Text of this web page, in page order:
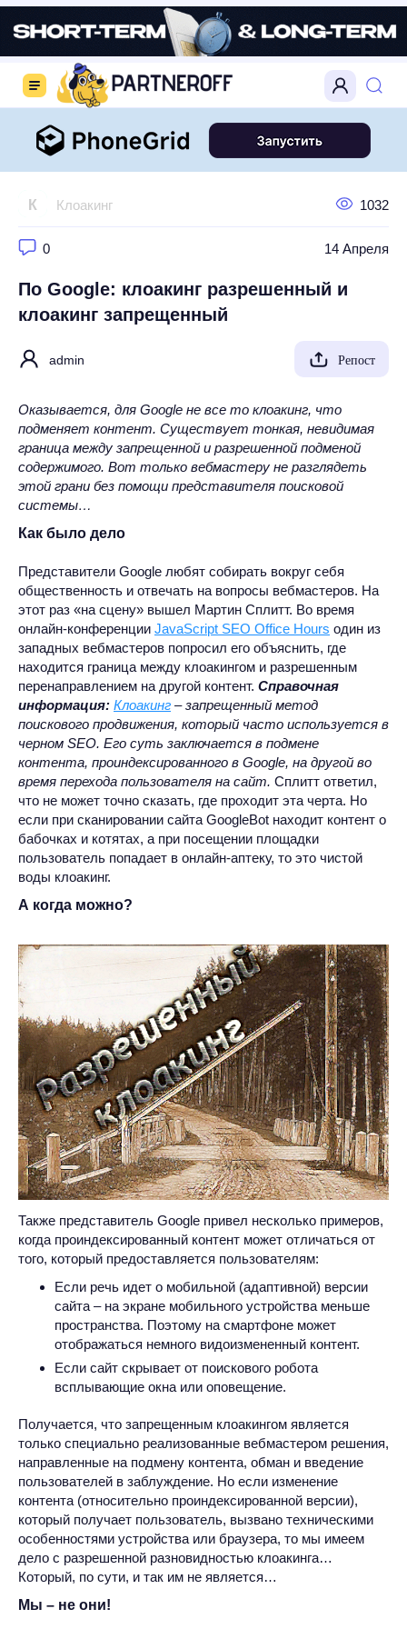
К Клоакинг 1032
14 Апреля
0
По Google: клоакинг разрешенный и
клоакинг запрещенный
admin Репост
Оказывается, для Google не все то клоакинг, что
подменяет контент. Существует тонкая, невидимая
граница между запрещенной и разрешенной подменой
содержимого. Вот только вебмастеру не разглядеть
этой грани без помощи представителя поисковой
системы…
Как было дело
Представители Google любят собирать вокруг себя
общественность и отвечать на вопросы вебмастеров. На
этот раз «на сцену» вышел Мартин Сплитт. Во время
онлайн-конференции JavaScript SEO Office Hours один из
западных вебмастеров попросил его объяснить, где
находится граница между клоакингом и разрешенным
перенаправлением на другой контент. Справочная
информация: Клоакинг – запрещенный метод
поискового продвижения, который часто используется в
черном SEO. Его суть заключается в подмене
контента, проиндексированного в Google, на другой во
время перехода пользователя на сайт. Сплитт ответил,
что не может точно сказать, где проходит эта черта. Но
если при сканировании сайта GoogleBot находит контент о
бабочках и котятах, а при посещении площадки
пользователь попадает в онлайн-аптеку, то это чистой
воды клоакинг.
А когда можно?
Также представитель Google привел несколько примеров,
когда проиндексированный контент может отличаться от
того, который предоставляется пользователям:
Если речь идет о мобильной (адаптивной) версии
сайта – на экране мобильного устройства меньше
пространства. Поэтому на смартфоне может
отображаться немного видоизмененный контент.
Если сайт скрывает от поискового робота
всплывающие окна или оповещение.
Получается, что запрещенным клоакингом является
только специально реализованные вебмастером решения,
направленные на подмену контента, обман и введение
пользователей в заблуждение. Но если изменение
контента (относительно проиндексированной версии),
который получает пользователь, вызвано техническими
особенностями устройства или браузера, то мы имеем
дело с разрешенной разновидностью клоакинга…
Который, по сути, и так им не является…
Мы – не они!